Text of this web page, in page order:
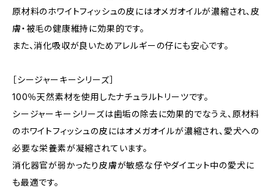
原材料のホワイトフィッシュの皮にはオメガオイルが濃縮され、皮
膚・被毛の健康維持に効果的です。
また、消化吸収が良いためアレルギーの仔にも安心です。
［シージャーキーシリーズ］
100％天然素材を使用したナチュラルトリーツです。
シージャーキーシリーズは歯垢の除去に効果的でなうえ、原材料
のホワイトフィッシュの皮にはオメガオイルが濃縮され、愛犬への
必要な栄養素が凝縮されています。
消化器官が弱かったり皮膚が敏感な仔やダイエット中の愛犬に
も最適です。